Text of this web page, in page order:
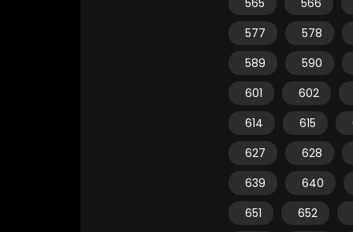
565
566
577
578
589
590
601
602
614
615
627
628
639
640
651
652